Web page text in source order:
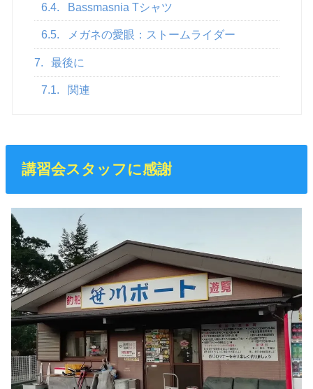
6.4. Bassmasnia Tシャツ
6.5. メガネの愛眼：ストームライダー
7. 最後に
7.1. 関連
講習会スタッフに感謝